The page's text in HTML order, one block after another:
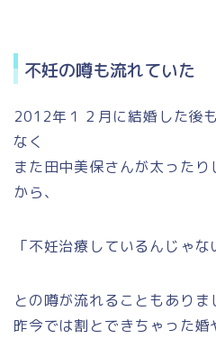
不妊の噂も流れていた
2012年１２月に結婚した後
なく
また田中美保さんが太った
から、
「不妊治療しているんじゃな
との噂が流れることもありま
昨今では割とできちゃった